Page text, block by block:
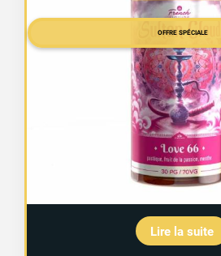
OFFRE SPÉCIALE
Lire la suite
initial
était :
19,90 €.
actuel
est :
15,90 €.